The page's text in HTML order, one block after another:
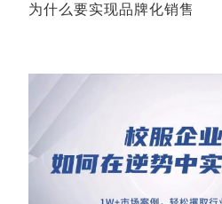
为什么要实现品牌化销售